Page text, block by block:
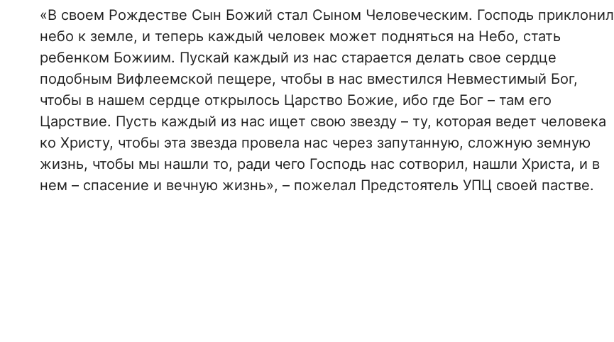
«В своем Рождестве Сын Божий стал Сыном Человеческим. Господь приклонил
небо к земле, и теперь каждый человек может подняться на Небо, стать
ребенком Божиим. Пускай каждый из нас старается делать свое сердце
подобным Вифлеемской пещере, чтобы в нас вместился Невместимый Бог,
чтобы в нашем сердце открылось Царство Божие, ибо где Бог – там его
Царствие. Пусть каждый из нас ищет свою звезду – ту, которая ведет человека
ко Христу, чтобы эта звезда провела нас через запутанную, сложную земную
жизнь, чтобы мы нашли то, ради чего Господь нас сотворил, нашли Христа, и в
нем – спасение и вечную жизнь», – пожелал Предстоятель УПЦ своей пастве.